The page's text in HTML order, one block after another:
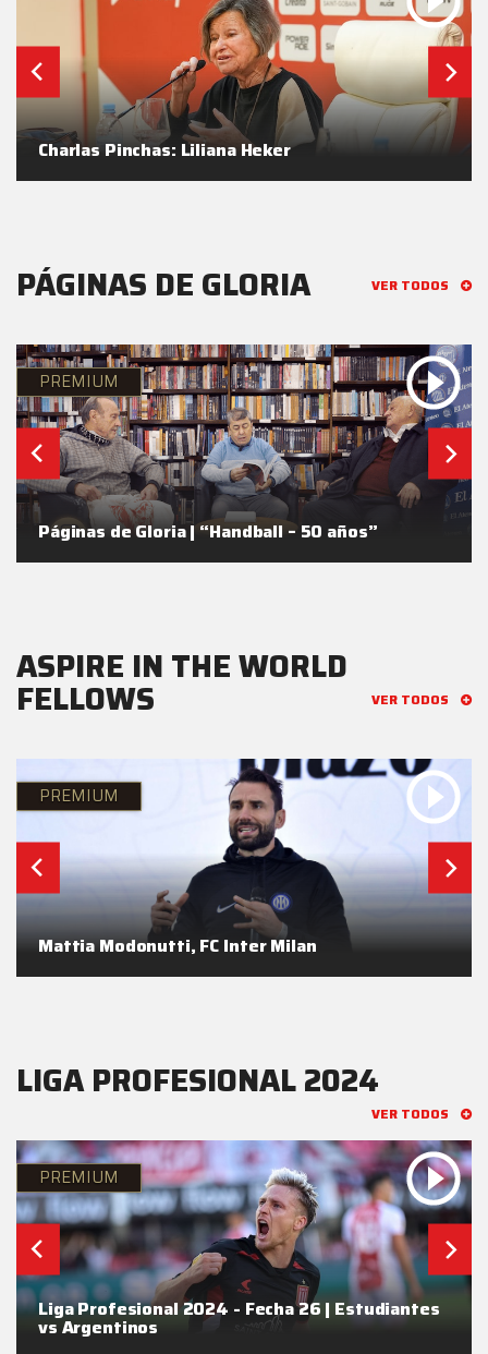
Charlas Pinchas: Liliana Heker
PÁGINAS DE GLORIA VER TODOS
PREMIUM
Páginas de Gloria | “Handball – 50 años”
ASPIRE IN THE WORLD
FELLOWS VER TODOS
PREMIUM
Mattia Modonutti, FC Inter Milan
LIGA PROFESIONAL 2024
VER TODOS
PREMIUM
Liga Profesional 2024 - Fecha 26 | Estudiantes
vs Argentinos